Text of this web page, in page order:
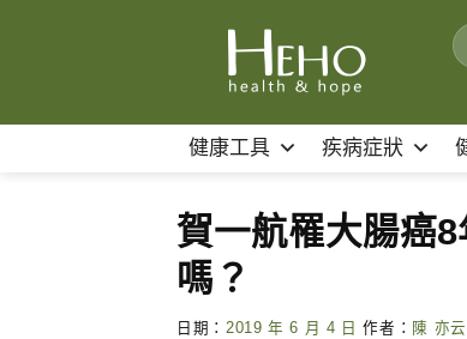
健康工具 疾病症狀
賀一航罹大腸癌
嗎？
日期： 2019 年 6 月 4 日 作者： 陳 亦云